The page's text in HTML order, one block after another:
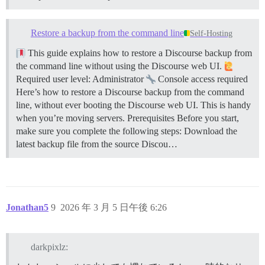
Restore a backup from the command line Self-Hosting
This guide explains how to restore a Discourse backup from
the command line without using the Discourse web UI.
Required user level: Administrator
Console access required
Here’s how to restore a Discourse backup from the command
line, without ever booting the Discourse web UI. This is handy
when you’re moving servers. Prerequisites Before you start,
make sure you complete the following steps: Download the
latest backup file from the source Discou…
Jonathan5 2026 年 3 月 5 日午後 6:26
9
darkpixlz: